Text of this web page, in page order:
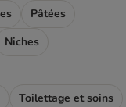
Pâtées
Niches
Toilettage et soins